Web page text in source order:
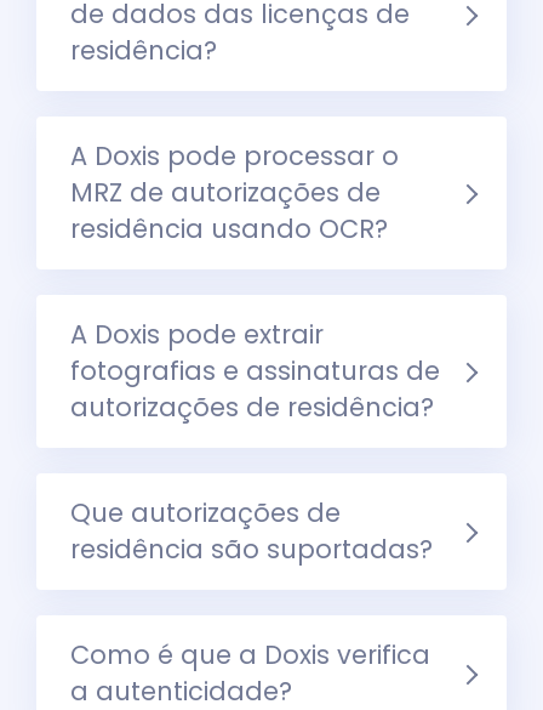
de dados das licenças de
residência?
A Doxis pode processar o
MRZ de autorizações de
residência usando OCR?
A Doxis pode extrair
fotografias e assinaturas de
autorizações de residência?
Que autorizações de
residência são suportadas?
Como é que a Doxis verifica
a autenticidade?